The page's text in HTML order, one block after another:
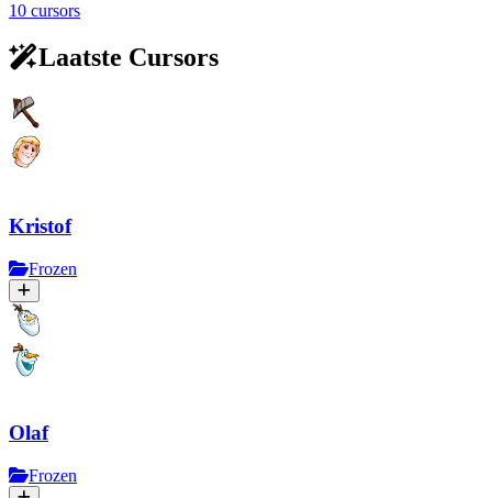
10 cursors
Laatste Cursors
Kristof
Frozen
Olaf
Frozen